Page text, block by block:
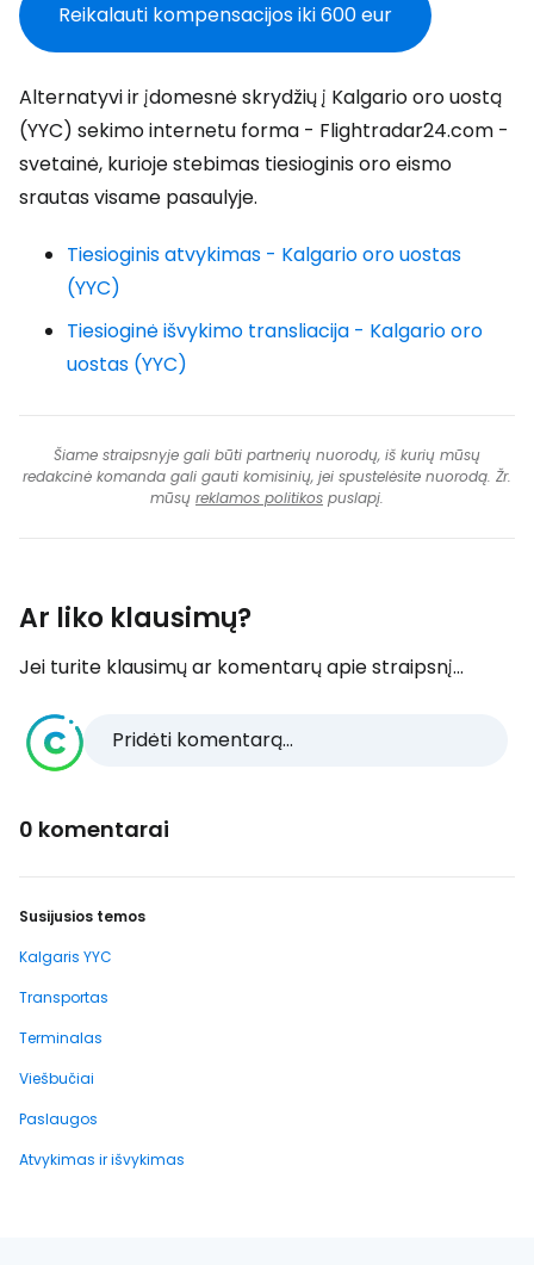
Reikalauti kompensacijos iki 600 eur
Alternatyvi ir įdomesnė skrydžių į Kalgario oro uostą
(YYC) sekimo internetu forma - Flightradar24.com -
svetainė, kurioje stebimas tiesioginis oro eismo
srautas visame pasaulyje.
Tiesioginis atvykimas - Kalgario oro uostas
(YYC)
Tiesioginė išvykimo transliacija - Kalgario oro
uostas (YYC)
Šiame straipsnyje gali būti partnerių nuorodų, iš kurių mūsų
redakcinė komanda gali gauti komisinių, jei spustelėsite nuorodą. Žr.
mūsų reklamos politikos puslapį.
Ar liko klausimų?
Jei turite klausimų ar komentarų apie straipsnį...
Pridėti komentarą...
0 komentarai
Susijusios temos
Kalgaris YYC
Transportas
Terminalas
Viešbučiai
Paslaugos
Atvykimas ir išvykimas